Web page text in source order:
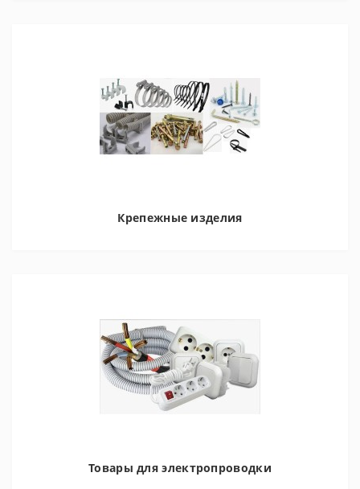
Крепежные изделия
Товары для электропроводки